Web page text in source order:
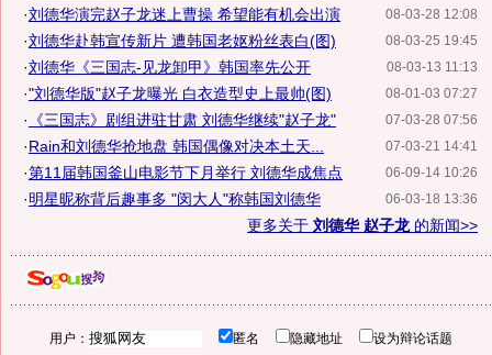
08-03-28 12:08
·刘德华演完赵子龙迷上曹操 希望能有机会出演
08-03-25 19:45
·刘德华赴韩宣传新片 遭韩国老妪粉丝表白(图)
08-03-13 11:13
·刘德华《三国志-见龙卸甲》韩国率先公开
08-01-03 07:27
·"刘德华版"赵子龙曝光 白衣造型史上最帅(图)
07-03-28 07:56
· 《三国志》剧组进驻甘肃 刘德华继续"赵子龙"
07-03-21 14:41
·Rain和刘德华抢地盘 韩国偶像对决本土天...
06-09-14 10:26
·第11届韩国釜山电影节下月举行 刘德华成焦点
06-03-18 13:36
·明星昵称背后趣事多 "闵大人"称韩国刘德华
更多关于 刘德华 赵子龙 的新闻>>
用户： 匿名 隐藏地址 设为辩论话题